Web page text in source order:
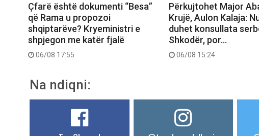
Çfarë është dokumenti “Besa”
që Rama u propozoi
shqiptarëve? Kryeministri e
shpjegon me katër fjalë
06/08 17:55
Përkujtohet Major
Krujë, Aulon Kalaja:
duhet konsullata
Shkodër, por…
06/08 15:24
Na ndiqni: